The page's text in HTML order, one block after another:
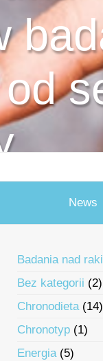
News
Badania nad
Bez kategorii (2)
Chronodieta(14)
Chronotyp (1)
Energia(5)